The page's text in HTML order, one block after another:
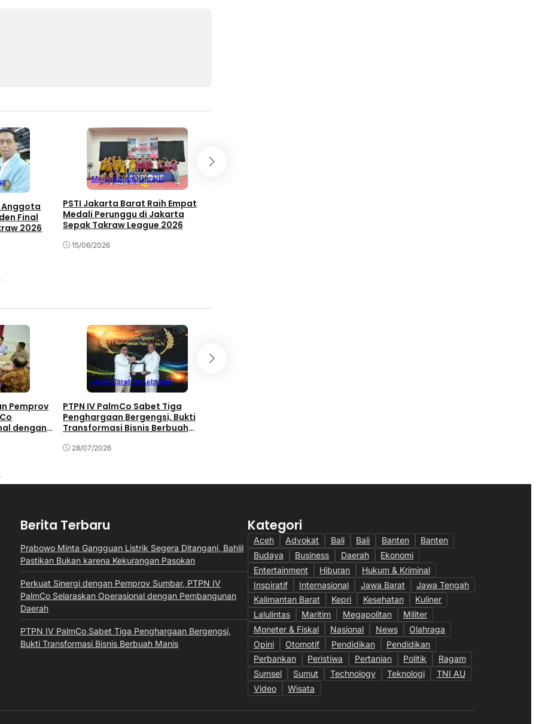
Anggota
Final
2026
MegapolitanOlahraga
PSTI Jakarta Barat Raih Empat
Medali Perunggu di Jakarta
Sepak Takraw League 2026
15/06/2026
Pemprov
dengan
Jawa BaratPerkebunan
PTPN IV PalmCo Sabet Tiga
Penghargaan Bergengsi, Bukti
Transformasi Bisnis Berbuah
28/07/2026
Berita Terbaru
Prabowo Minta Gangguan Listrik Segera Ditangani, Bahlil
Pastikan Bukan karena Kekurangan Pasokan
Perkuat Sinergi dengan Pemprov Sumbar, PTPN IV
PalmCo Selaraskan Operasional dengan Pembangunan
Daerah
PTPN IV PalmCo Sabet Tiga Penghargaan Bergengsi,
Bukti Transformasi Bisnis Berbuah Manis
Kategori
Aceh Advokat Bali Bali Banten
Banten
Budaya
Business Daerah
Ekonomi
Entertainment
Hiburan
Hukum & Kriminal
Inspiratif
Internasional Jawa Barat
Jawa Tengah
Kalimantan Barat
Kepri Kesehatan
Kuliner
Lalulintas
Maritim Megapolitan
Militer
Moneter & Fiskal
Nasional News
Olahraga
Opini
Otomotif Pendidikan
Pendidikan
Perbankan
Peristiwa Pertanian Politik
Ragam
Sumsel
Sumut Technology Teknologi
TNI AU
Video
Wisata